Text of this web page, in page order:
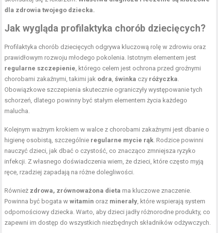
dla zdrowia twojego dziecka.
Jak wygląda profilaktyka chorób dziecięcych?
Profilaktyka chorób dziecięcych odgrywa kluczową rolę w zdrowiu oraz
prawidłowym rozwoju młodego pokolenia. Istotnym elementem jest
regularne szczepienie, którego celem jest ochrona przed groźnymi
chorobami zakaźnymi, takimi jak odra,świnka czy różyczka.
Obowiązkowe szczepienia skutecznie ograniczyły występowanie tych
schorzeń, dlatego powinny być stałym elementem życia każdego
malucha.
Kolejnym ważnym krokiem w walce z chorobami zakaźnymi jest dbanie o
higienę osobistą, szczególnie regularne mycie rąk. Rodzice powinni
nauczyć dzieci, jak dbać o czystość, co znacząco zmniejsza ryzyko
infekcji. Z własnego doświadczenia wiem, że dzieci, które często myją
ręce, rzadziej zapadają na różne dolegliwości.
Również zdrowa, zrównoważona dieta ma kluczowe znaczenie.
Powinna być bogata wwitamin oraz minerały, które wspierają system
odpornościowy dziecka. Warto, aby dzieci jadły różnorodne produkty, co
zapewni im dostęp do wszystkich niezbędnych składników odżywczych.